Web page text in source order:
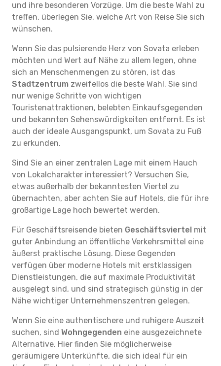
und ihre besonderen Vorzüge. Um die beste Wahl zu
treffen, überlegen Sie, welche Art von Reise Sie sich
wünschen.
Wenn Sie das pulsierende Herz von Sovata erleben
möchten und Wert auf Nähe zu allem legen, ohne
sich an Menschenmengen zu stören, ist das
Stadtzentrum zweifellos die beste Wahl. Sie sind
nur wenige Schritte von wichtigen
Touristenattraktionen, belebten Einkaufsgegenden
und bekannten Sehenswürdigkeiten entfernt. Es ist
auch der ideale Ausgangspunkt, um Sovata zu Fuß
zu erkunden.
Sind Sie an einer zentralen Lage mit einem Hauch
von Lokalcharakter interessiert? Versuchen Sie,
etwas außerhalb der bekanntesten Viertel zu
übernachten, aber achten Sie auf Hotels, die für ihre
großartige Lage hoch bewertet werden.
Für Geschäftsreisende bieten Geschäftsviertel mit
guter Anbindung an öffentliche Verkehrsmittel eine
äußerst praktische Lösung. Diese Gegenden
verfügen über moderne Hotels mit erstklassigen
Dienstleistungen, die auf maximale Produktivität
ausgelegt sind, und sind strategisch günstig in der
Nähe wichtiger Unternehmenszentren gelegen.
Wenn Sie eine authentischere und ruhigere Auszeit
suchen, sind Wohngegenden eine ausgezeichnete
Alternative. Hier finden Sie möglicherweise
geräumigere Unterkünfte, die sich ideal für ein